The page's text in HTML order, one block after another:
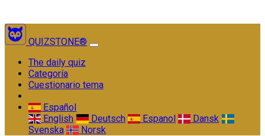
QUIZSTONE®
The daily quiz
Categoría
Cuestionario tema
Español
English
Deutsch Espanol
Dansk
Svenska
Norsk